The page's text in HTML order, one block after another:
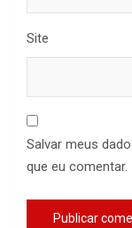
Site
Salvar meus
que eu comentar.